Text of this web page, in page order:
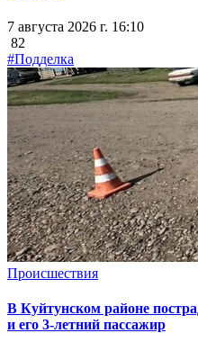
7 августа 2026 г. 16:10
82
#Подделка
Происшествия
В Куйтунском районе
и его 3-летний пассажир